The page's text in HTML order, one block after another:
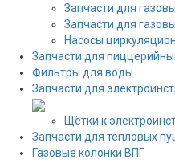
Запчасти для
Запчасти для
Насосы
Запчасти для
Фильтры для воды
Запчасти для
Щётки к
Запчасти для тепловых
Газовые колонки ВПГ